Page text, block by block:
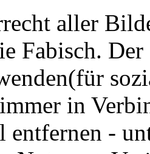
aller
Fabisch.
in
entfernen -